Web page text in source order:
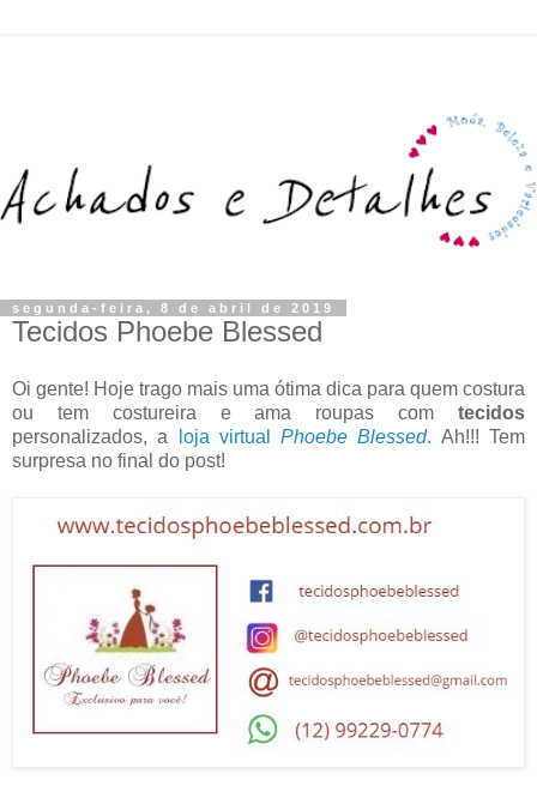
segunda-feira, 8 de abril de 2019
Tecidos Phoebe Blessed
Oi gente! Hoje trago mais uma ótima dica para quem costura
ou tem costureira e ama roupas com tecidos
personalizados, a
loja virtualPhoebe Blessed. Ah!!! Tem
surpresa no final do post!